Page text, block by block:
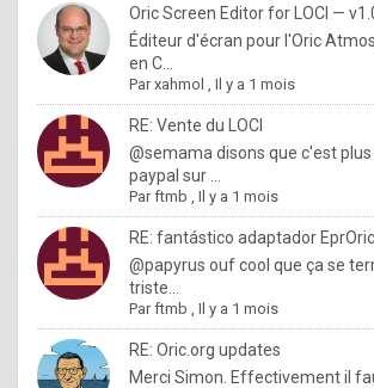
I
f
y
u
w
a
n
t
o
Oric Screen Editor for LOCI —
Éditeur d'écran pour l'Oric
en C...
Parxahmol ,Il y a 1 mois
RE: Vente du LOCI
@semama disons que c'est
paypal sur ...
Parftmb ,Il y a 1 mois
RE: fantástico adaptador EprOric
@papyrus ouf cool que ça se
triste...
Parftmb ,Il y a 1 mois
RE: Oric.org updates
Merci Simon. Effectivement il